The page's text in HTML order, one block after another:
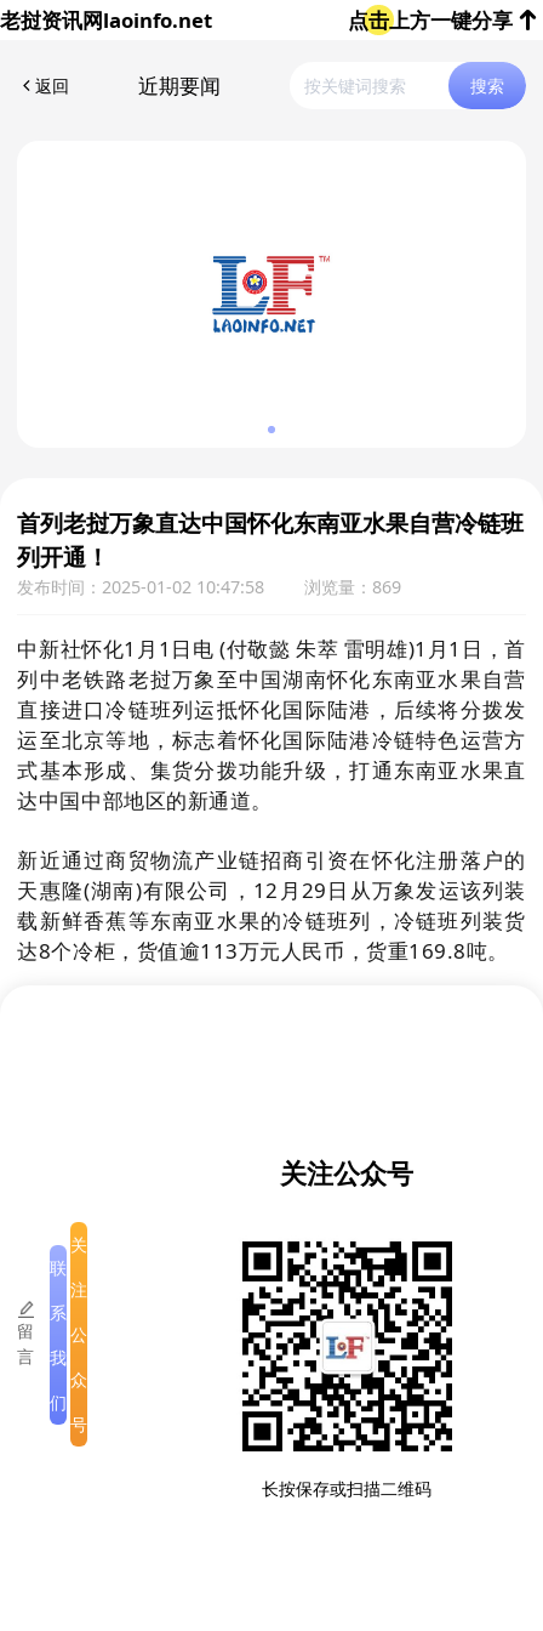
老挝资讯网laoinfo.net 点击上方一键分享
返回 近期要闻 搜索
首列老挝万象直达中国怀化东南亚水果自营冷链班
列开通！
发布时间：2025-01-02 10:47:58 浏览量：869
中新社怀化1月1日电 (付敬懿 朱萃 雷明雄)1月1日，首
列中老铁路老挝万象至中国湖南怀化东南亚水果自营
直接进口冷链班列运抵怀化国际陆港，后续将分拨发
运至北京等地，标志着怀化国际陆港冷链特色运营方
式基本形成、集货分拨功能升级，打通东南亚水果直
达中国中部地区的新通道。
新近通过商贸物流产业链招商引资在怀化注册落户的
天惠隆(湖南)有限公司，12月29日从万象发运该列装
载新鲜香蕉等东南亚水果的冷链班列，冷链班列装货
达8个冷柜，货值逾113万元人民币，货重169.8吨。
近年来，怀化国际陆港充分发挥区位优越、交通便
利、物流设施完善等优势，积极拓展冷链物流业务，
加大力度吸引国内外冷链物流企业入驻，已逐步形成
较为完善的冷链物流网络。
怀化国际陆港将继续深化与国内外头部冷链物流企业
的合作，推动冷链物流智能化、数字化发展。(完)
留
言
联
系
我
们
关
注
公
众
号
关注公众号
长按保存或扫描二维码
公司介绍 | 注意事项